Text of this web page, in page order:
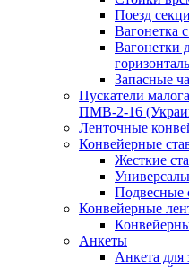
Поезд
Вагонетка
Вагонетки
Запасные
Пускатели
ПМВ-2-16
Ленточные
Конвейерные
Жесткие
Подвесные
Конвейерные
Анкеты
Анкета